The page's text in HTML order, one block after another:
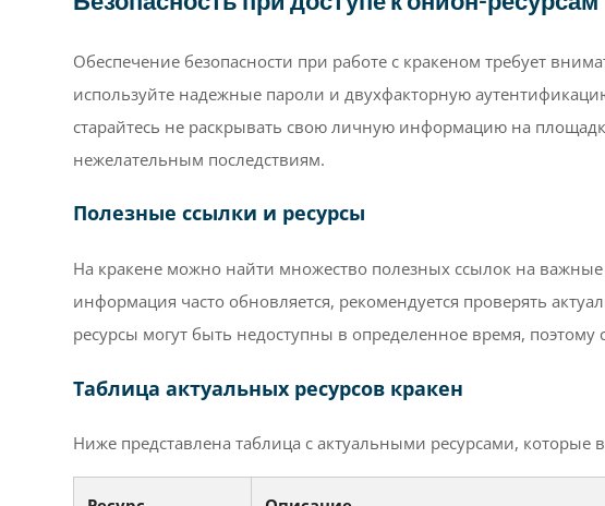
Обеспечение безопасности при работе с кракеном требует
используйте надежные пароли и двухфакторную
старайтесь не раскрывать свою личную информацию на
нежелательным последствиям.
Полезные ссылки и ресурсы
На кракене можно найти множество полезных ссылок на важные
информация часто обновляется, рекомендуется проверять
ресурсы могут быть недоступны в определенное время,
Таблица актуальных ресурсов кракен
Ниже представлена таблица с актуальными ресурсами, которые